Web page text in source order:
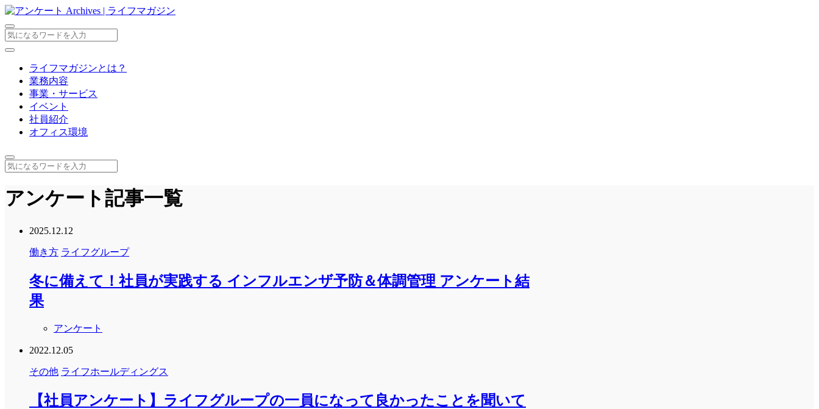
ライフマガジンとは？
業務内容
事業・サービス
イベント
社員紹介
オフィス環境
アンケート記事一覧
2025.12.12
働き方 ライフグループ
冬に備えて！社員が実践する インフルエンザ予防＆体調管理 アンケート結
果
アンケート
2022.12.05
その他 ライフホールディングス
【社員アンケート】ライフグループの一員になって良かったことを聞いて